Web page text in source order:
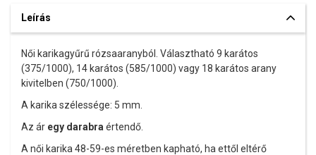
Leírás
Női karikagyűrű rózsaaranyból. Választható 9 karátos
(375/1000), 14 karátos (585/1000) vagy 18 karátos arany
kivitelben (750/1000).
A karika szélessége: 5 mm.
Az ár egy darabra értendő.
A női karika 48-59-es méretben kapható, ha ettől eltérő